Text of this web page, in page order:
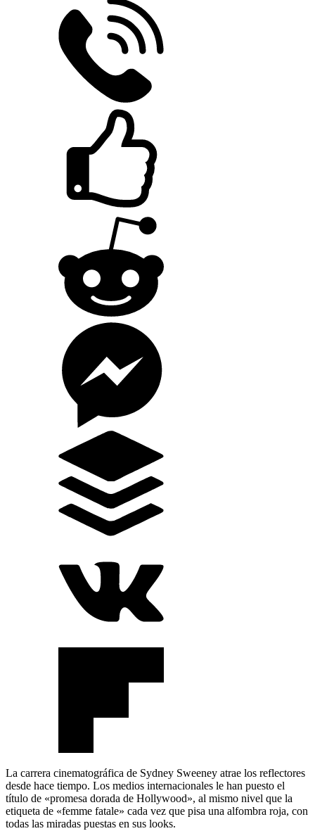
La carrera cinematográfica de Sydney Sweeney atrae los reflectores
desde hace tiempo. Los medios internacionales le han puesto el
título de «promesa dorada de Hollywood», al mismo nivel que la
etiqueta de «femme fatale» cada vez que pisa una alfombra roja, con
todas las miradas puestas en sus looks.